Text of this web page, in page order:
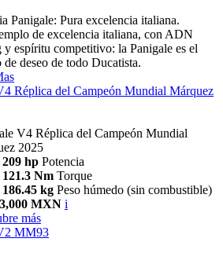
Panigale: Pura excelencia italiana.
de excelencia italiana, con ADN
y espíritu competitivo: la Panigale es el
de deseo de todo Ducatista.
Réplica del Campeón Mundial Márquez
V4 Réplica del Campeón Mundial
2025
209 hp Potencia
121.3 Nm Torque
186.45 kg Peso húmedo (sin combustible)
MXN i
más
MM93